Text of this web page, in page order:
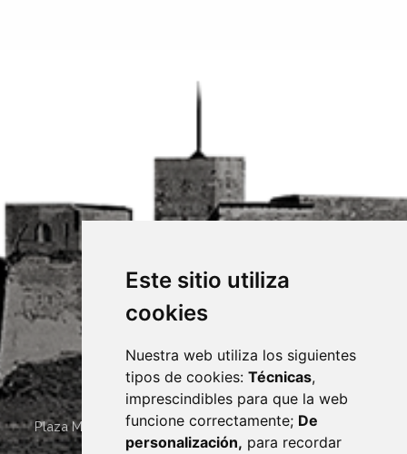
Este sitio utiliza
cookies
Nuestra web utiliza los siguientes
tipos de cookies: Técnicas,
imprescindibles para que la web
funcione correctamente; De
personalización, para recordar
Plaza Mayor 4 22400 MONZÓN - ARAGÓN (ESPAÑA)
· (34) 974 400 700 ·